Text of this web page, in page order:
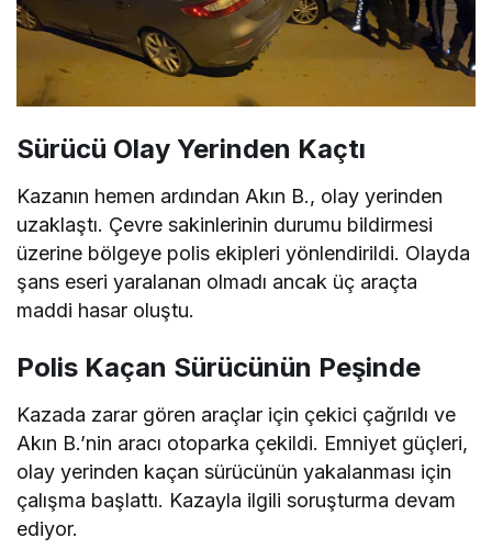
Sürücü Olay Yerinden Kaçtı
Kazanın hemen ardından Akın B., olay yerinden
uzaklaştı. Çevre sakinlerinin durumu bildirmesi
üzerine bölgeye polis ekipleri yönlendirildi. Olayda
şans eseri yaralanan olmadı ancak üç araçta
maddi hasar oluştu.
Polis Kaçan Sürücünün Peşinde
Kazada zarar gören araçlar için çekici çağrıldı ve
Akın B.’nin aracı otoparka çekildi. Emniyet güçleri,
olay yerinden kaçan sürücünün yakalanması için
çalışma başlattı. Kazayla ilgili soruşturma devam
ediyor.